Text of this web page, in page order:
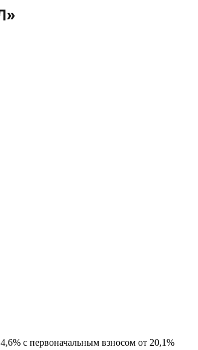
с первоначальным взносом от 20,1%